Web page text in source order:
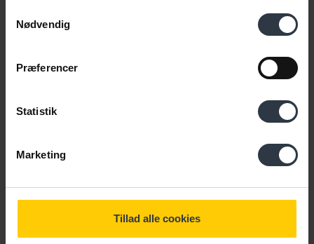
Nødvendig
Præferencer
Statistik
Marketing
Tillad alle cookies
Lov om en aktiv beskæftigelsesindsats § 6
Styrelsen for Arbejdsmarked og